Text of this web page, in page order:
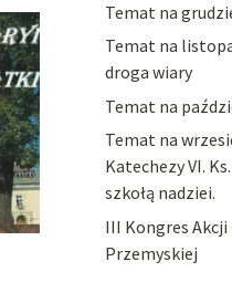
Temat na
Temat na
droga wiary
Temat na
Temat na
Katechezy VI.
szkołą nadziei.
III Kongres
Przemyskiej